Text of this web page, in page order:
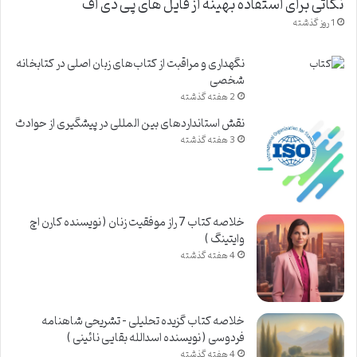
1 روز گذشته
نگهداری و مراقبت از کتاب‌های زبان اصلی در کتابخانه
شخصی
2 هفته گذشته
نقش استانداردهای بین المللی در پیشگیری از حوادث
3 هفته گذشته
خلاصه کتاب 7 راز موفقیت زنان ( نویسنده کارن اچ
وایتینگ )
4 هفته گذشته
خلاصه کتاب گزیده تحلیلی – تشریحی شاهنامه
فردوسی ( نویسنده اسدالله بقایی نائینی )